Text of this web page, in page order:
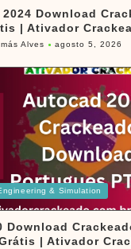
2024 Download
| Ativador
Alves agosto 5, 2026
& Simulation
Download
| Ativador